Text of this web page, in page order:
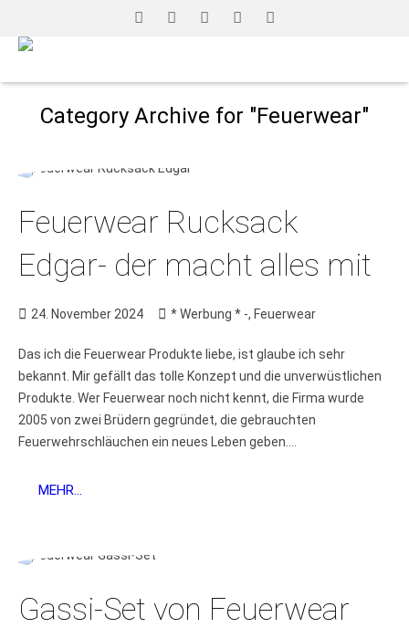
Category Archive for "Feuerwear"
Feuerwear Rucksack
Edgar- der macht alles mit
24. November 2024 * Werbung * -, Feuerwear
Das ich die Feuerwear Produkte liebe, ist glaube ich sehr
bekannt. Mir gefällt das tolle Konzept und die unverwüstlichen
Produkte. Wer Feuerwear noch nicht kennt, die Firma wurde
2005 von zwei Brüdern gegründet, die gebrauchten
Feuerwehrschläuchen ein neues Leben geben....
MEHR...
Gassi-Set von Feuerwear